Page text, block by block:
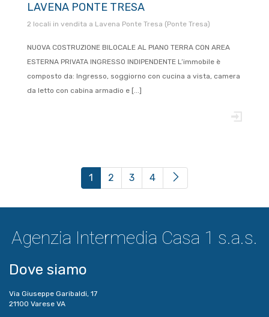
LAVENA PONTE TRESA
2 locali in vendita a Lavena Ponte Tresa (Ponte Tresa)
NUOVA COSTRUZIONE BILOCALE AL PIANO TERRA CON AREA
ESTERNA PRIVATA INGRESSO INDIPENDENTE L’immobile è
composto da: Ingresso, soggiorno con cucina a vista, camera
da letto con cabina armadio e [...]
1 (current)
2 3 4
Agenzia Intermedia Casa 1 s.a.s.
Dove siamo
Via Giuseppe Garibaldi, 17
21100 Varese VA